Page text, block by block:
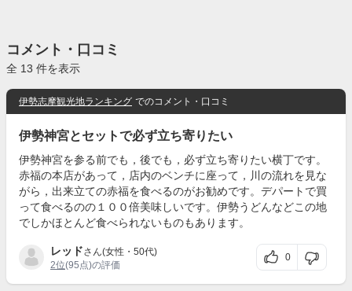
コメント・口コミ
全 13 件を表示
伊勢志摩観光地ランキング でのコメント・口コミ
伊勢神宮とセットで必ず立ち寄りたい
伊勢神宮を参る前でも，後でも，必ず立ち寄りたい横丁です。
赤福の本店があって，店内のベンチに座って，川の流れを見な
がら，出来立ての赤福を食べるのがお勧めです。デパートで買
って食べるのの１００倍美味しいです。伊勢うどんなどこの地
でしかほとんど食べられないものもあります。
レッドさん(女性・50代)
2位(95点)の評価
0